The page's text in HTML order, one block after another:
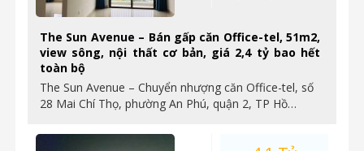
The Sun Avenue – Bán gấp căn Office-tel, 51m2,
view sông, nội thất cơ bản, giá 2,4 tỷ bao hết
toàn bộ
The Sun Avenue – Chuyển nhượng căn Office-tel, số
28 Mai Chí Thọ, phường An Phú, quận 2, TP Hồ…